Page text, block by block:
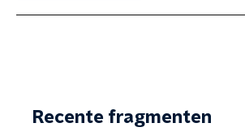
Recente fragmenten